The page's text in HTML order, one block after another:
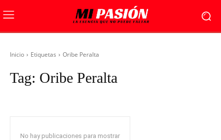
Inicio Etiquetas Oribe Peralta
Tag: Oribe Peralta
No hay publicaciones para mostrar